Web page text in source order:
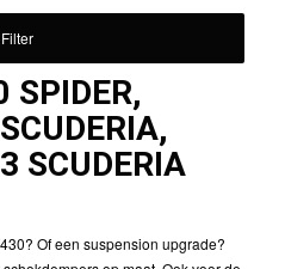
Filter
SPIDER,
SCUDERIA
Of een suspension upgrade?